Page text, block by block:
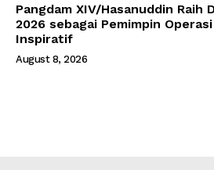
Pangdam XIV/Hasanuddin Raih
2026 sebagai Pemimpin
Inspiratif
August 8, 2026